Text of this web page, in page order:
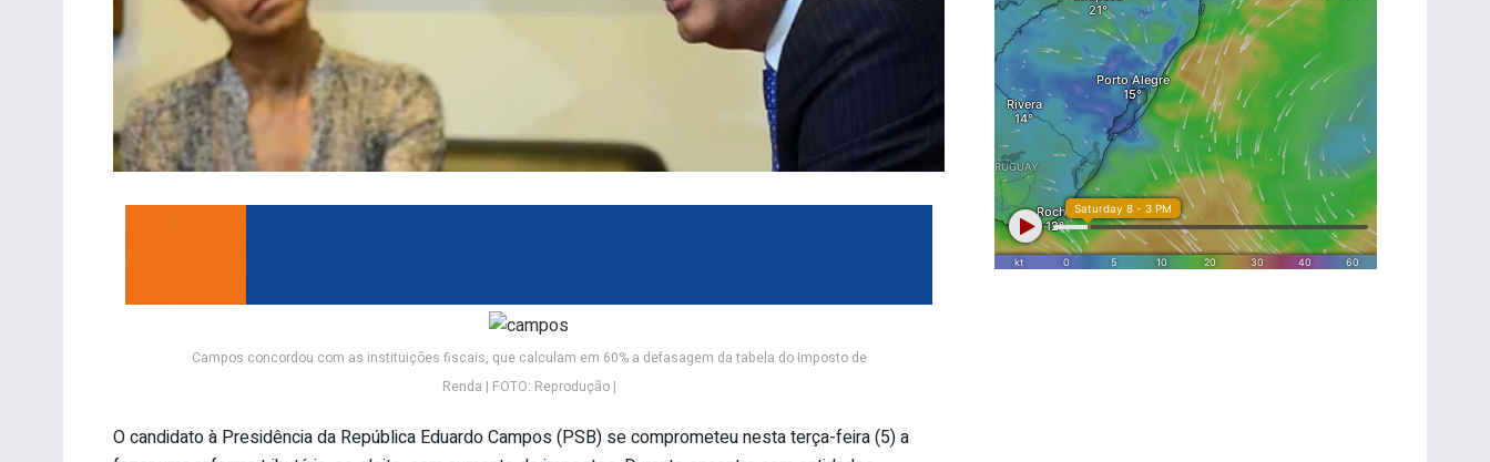
Campos concordou com as instituições fiscais, que calculam em 60% a defasagem da tabela do Imposto de
Renda | FOTO: Reprodução |
O candidato à Presidência da República Eduardo Campos (PSB) se comprometeu nesta terça-feira (5) a